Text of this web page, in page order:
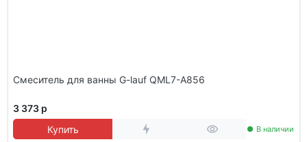
Смеситель для ванны G-lauf QML7-A856
3 373 р
Купить
В наличии